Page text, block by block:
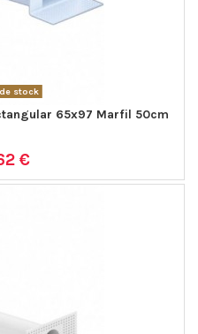
stock
65x97 Marfil 50cm
€